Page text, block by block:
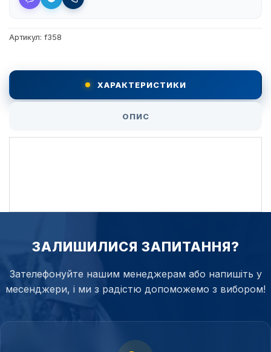
Артикул: f358
ХАРАКТЕРИСТИКИ
ОПИС
ЗАЛИШИЛИСЯ ЗАПИТАННЯ?
Зателефонуйте нашим менеджерам або напишіть у
месенджери, і ми з радістю допоможемо з вибором!